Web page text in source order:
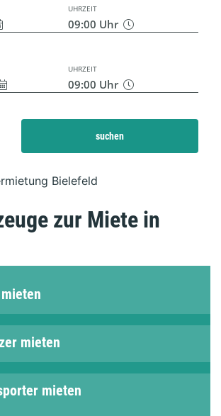
UHRZEIT
09:00 Uhr
UHRZEIT
09:00 Uhr
suchen
Bielefeld
zur Miete in
mieten
mieten